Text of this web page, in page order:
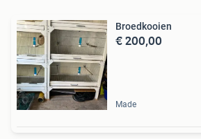
Broedkooien
€ 200,00
Made